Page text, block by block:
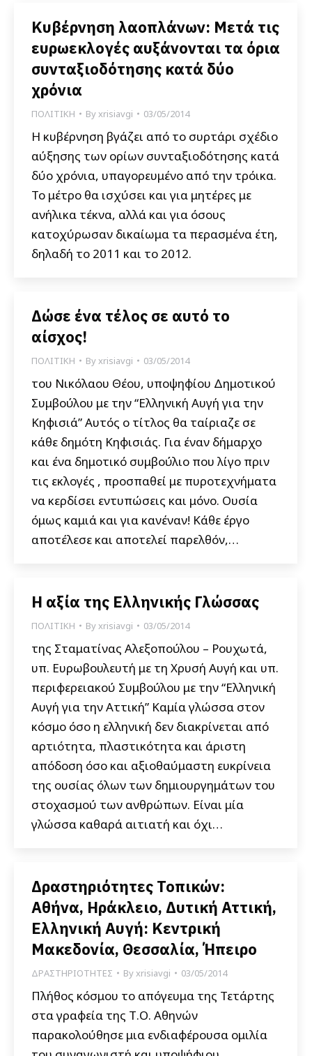
Κυβέρνηση λαοπλάνων: Μετά τις
ευρωεκλογές αυξάνονται τα όρια
συνταξιοδότησης κατά δύο
χρόνια
ΠΟΛΙΤΙΚΗ Byxrisiavgi 03/05/2014
Η κυβέρνηση βγάζει από το συρτάρι σχέδιο
αύξησης των ορίων συνταξιοδότησης κατά
δύο χρόνια, υπαγορευμένο από την τρόικα.
Το μέτρο θα ισχύσει και για μητέρες με
ανήλικα τέκνα, αλλά και για όσους
κατοχύρωσαν δικαίωμα τα περασμένα έτη,
δηλαδή το 2011 και το 2012.
Δώσε ένα τέλος σε αυτό το
αίσχος!
ΠΟΛΙΤΙΚΗ Byxrisiavgi 03/05/2014
του Νικόλαου Θέου, υποψηφίου Δημοτικού
Συμβούλου με την “Ελληνική Αυγή για την
Κηφισιά” Αυτός ο τίτλος θα ταίριαζε σε
κάθε δημότη Κηφισιάς. Για έναν δήμαρχο
και ένα δημοτικό συμβούλιο που λίγο πριν
τις εκλογές , προσπαθεί με πυροτεχνήματα
να κερδίσει εντυπώσεις και μόνο. Ουσία
όμως καμιά και για κανέναν! Κάθε έργο
αποτέλεσε και αποτελεί παρελθόν,…
Η αξία της Ελληνικής Γλώσσας
ΠΟΛΙΤΙΚΗ Byxrisiavgi 03/05/2014
της Σταματίνας Αλεξοπούλου – Ρουχωτά,
υπ. Ευρωβουλευτή με τη Χρυσή Αυγή και υπ.
περιφερειακού Συμβούλου με την “Ελληνική
Αυγή για την Αττική” Καμία γλώσσα στον
κόσμο όσο η ελληνική δεν διακρίνεται από
αρτιότητα, πλαστικότητα και άριστη
απόδοση όσο και αξιοθαύμαστη ευκρίνεια
της ουσίας όλων των δημιουργημάτων του
στοχασμού των ανθρώπων. Είναι μία
γλώσσα καθαρά αιτιατή και όχι…
Δραστηριότητες Τοπικών:
Αθήνα, Ηράκλειο, Δυτική Αττική,
Ελληνική Αυγή: Κεντρική
Μακεδονία, Θεσσαλία, Ήπειρο
ΔΡΑΣΤΗΡΙΟΤΗΤΕΣ Byxrisiavgi 03/05/2014
Πλήθος κόσμου το απόγευμα της Τετάρτης
στα γραφεία της Τ.Ο. Αθηνών
παρακολούθησε μια ενδιαφέρουσα ομιλία